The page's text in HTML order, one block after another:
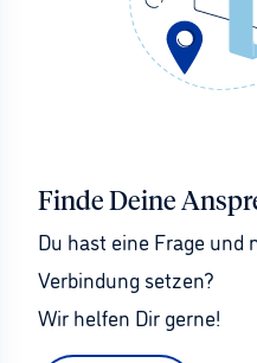
Finde Deine
Du hast eine Frage und
Verbindung setzen?
Wir helfen Dir gerne!